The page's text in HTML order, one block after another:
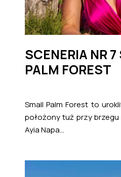
SCENERIA NR
PALM FOREST
Small Palm Forest to
położony tuż przy
Ayia Napa...